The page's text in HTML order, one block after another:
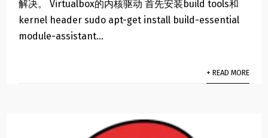
解决。 Virtualbox的内核驱动 首先安装build tools和
kernel header sudo apt-get install build-essential
module-assistant...
+ READ MORE